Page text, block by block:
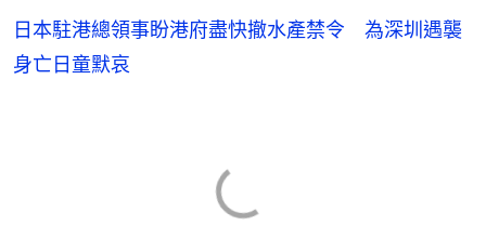
日本駐港總領事盼港府盡快撤水產禁令 為深圳遇襲
身亡日童默哀